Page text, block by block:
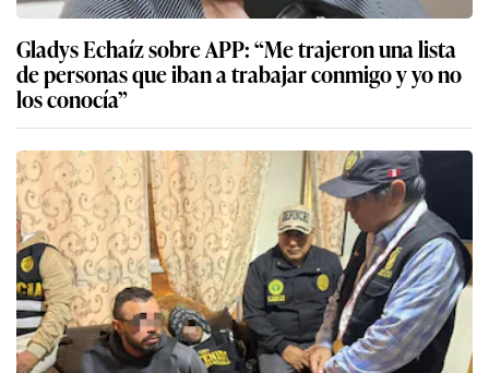
Gladys Echaíz sobre APP: “Me trajeron una lista
de personas que iban a trabajar conmigo y yo no
los conocía”